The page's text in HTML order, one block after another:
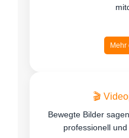
Mehr
🎬
Bewegte Bilder
professionell und